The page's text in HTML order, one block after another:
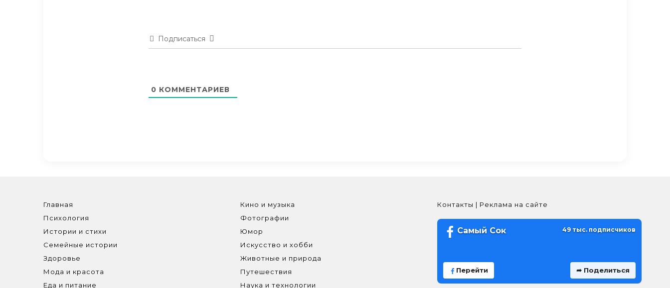
Подписаться
0 КОММЕНТАРИЕВ
Главная
Психология
Истории и стихи
Семейные истории
Здоровье
Мода и красота
Еда и питание
Кино и музыка
Фотографии
Юмор
Искусство и хобби
Животные и природа
Путешествия
Наука и технологии
Контакты | Реклама на сайте
Самый Сок 49 тыс. подписчиков
Перейти ➦ Поделиться